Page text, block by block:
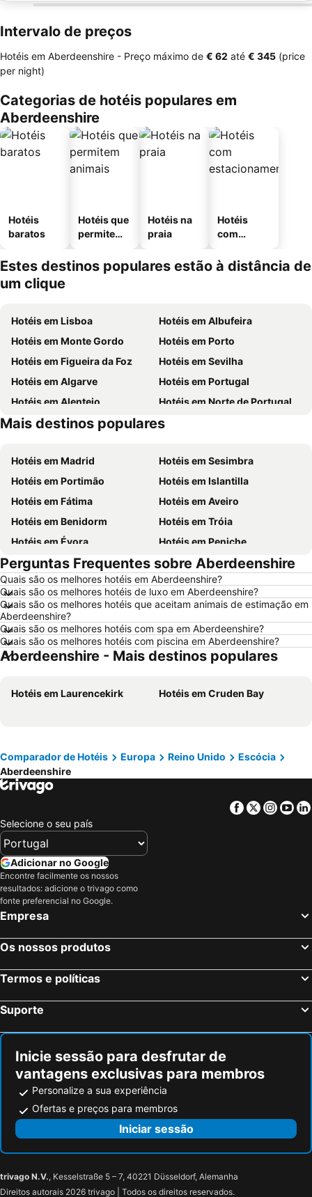
Intervalo de preços
Hotéis em Aberdeenshire - Preço máximo de ‎€ 62 até ‎€ 345 (price
per night)
Categorias de hotéis populares em
Aberdeenshire
Hotéis
baratos
Hotéis que
permitem
Hotéis na
praia
Hotéis
com
mento
Estes destinos populares estão à distância de
um clique
Hotéis em Lisboa
Hotéis em Albufeira
Hotéis em Monte Gordo
Hotéis em Porto
Hotéis em Figueira da Foz
Hotéis em Sevilha
Hotéis em Algarve
Hotéis em Portugal
Hotéis em Alentejo
Hotéis em Norte de Portugal
Hotéis em Madeira
Hotéis em Espanha
Mais destinos populares
Hotéis em Madrid
Hotéis em Sesimbra
Hotéis em Portimão
Hotéis em Islantilla
Hotéis em Fátima
Hotéis em Aveiro
Hotéis em Benidorm
Hotéis em Tróia
Hotéis em Évora
Hotéis em Peniche
Hotéis em Porto Santo
Hotéis em Barcelona
Hotéis em Sangenjo
Hotéis em Nazaré
Hotéis em Vigo
Hotéis em Vila Nova de Milfontes
Hotéis em Isla Canela
Hotéis em Roma
Hotéis em Vilamoura
Hotéis em Centro de Portugal
Hotéis em Sul de Espanha
Hotéis em Málaga
Hotéis em Serra da Estrela
Hotéis em Tenerife
Hotéis em Costa da Luz
Hotéis em Malta
Hotéis em Costa de Almería
Perguntas Frequentes sobre Aberdeenshire
Quais são os melhores hotéis em Aberdeenshire?
Quais são os melhores hotéis de luxo em Aberdeenshire?
Quais são os melhores hotéis que aceitam animais de estimação em
Aberdeenshire?
Quais são os melhores hotéis com spa em Aberdeenshire?
Quais são os melhores hotéis com piscina em Aberdeenshire?
Aberdeenshire - Mais destinos populares
Hotéis em Laurencekirk Hotéis em Cruden Bay
Comparador de Hotéis Europa Reino Unido
Escócia
Aberdeenshire
Facebook
Twitter
Selecione o seu país
Adicionar no Google
Encontre facilmente os nossos
resultados: adicione o trivago como
fonte preferencial no Google.
Empresa
Os nossos produtos
Termos e políticas
Suporte
Inicie sessão para desfrutar de
vantagens exclusivas para membros
Personalize a sua experiência
Ofertas e preços para membros
Iniciar sessão
trivago N.V., Kesselstraße 5 – 7, 40221 Düsseldorf, Alemanha
Direitos autorais 2026 trivago | Todos os direitos reservados.